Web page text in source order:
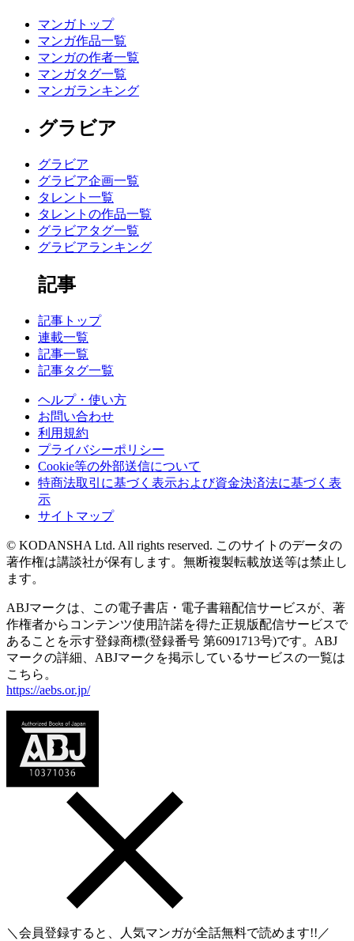
マンガトップ
マンガ作品一覧
マンガの作者一覧
マンガタグ一覧
マンガランキング
グラビア
グラビア
グラビア企画一覧
タレント一覧
タレントの作品一覧
グラビアタグ一覧
グラビアランキング
記事
記事トップ
連載一覧
記事一覧
記事タグ一覧
ヘルプ・使い方
お問い合わせ
利用規約
プライバシーポリシー
Cookie等の外部送信について
特商法取引に基づく表示および資金決済法に基づく表
示
サイトマップ
© KODANSHA Ltd. All rights reserved. このサイトのデータの
著作権は講談社が保有します。無断複製転載放送等は禁止し
ます。
ABJマークは、この電子書店・電子書籍配信サービスが、著
作権者からコンテンツ使用許諾を得た正規版配信サービスで
あることを示す登録商標(登録番号 第6091713号)です。ABJ
マークの詳細、ABJマークを掲示しているサービスの一覧は
こちら。
https://aebs.or.jp/
＼会員登録すると、人気マンガが全話無料で読めます!!／